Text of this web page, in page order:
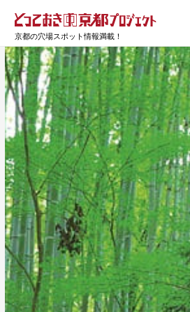
京都の穴場スポット情報満載！